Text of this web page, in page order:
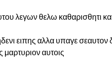
λεγων θελω καθαρισθητι
ειπης αλλα υπαγε σεαυτον
αυτοις